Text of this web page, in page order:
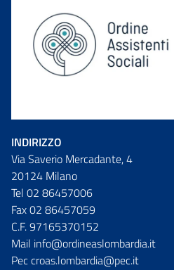
INDIRIZZO
Via Saverio Mercadante, 4
20124 Milano
Tel 02 86457006
Fax 02 86457059
C.F. 97165370152
Mail info@ordineaslombardia.it
Pec croas.lombardia@pec.it